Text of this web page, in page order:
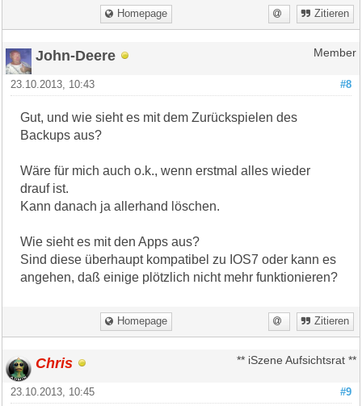
Homepage Zitieren
John-Deere Member
#8
23.10.2013, 10:43
Gut, und wie sieht es mit dem Zurückspielen des
Backups aus?
Wäre für mich auch o.k., wenn erstmal alles wieder
drauf ist.
Kann danach ja allerhand löschen.
Wie sieht es mit den Apps aus?
Sind diese überhaupt kompatibel zu IOS7 oder kann es
angehen, daß einige plötzlich nicht mehr funktionieren?
Homepage Zitieren
Chris ** iSzene Aufsichtsrat **
#9
23.10.2013, 10:45